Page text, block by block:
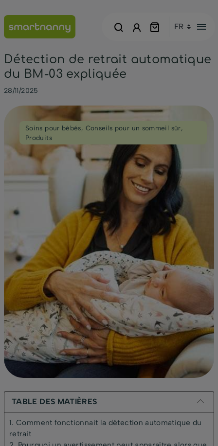
menu
Détection de retrait automatique
du BM-03 expliquée
28/11/2025
Soins pour bébés, Conseils pour un sommeil sûr,
Produits
TABLE DES MATIÈRES
1. Comment fonctionnait la détection automatique du
retrait